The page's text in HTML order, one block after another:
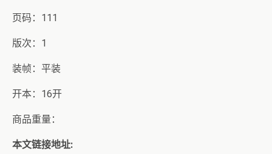
页码：111
版次：1
装帧：平装
开本：16开
商品重量：
本文链接地址: